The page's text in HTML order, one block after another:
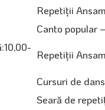
Repetiţii
Canto popular
Repetiţii
Cursuri de
Seară de